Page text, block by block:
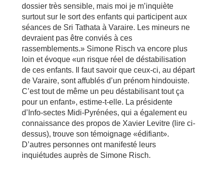
dossier très sensible, mais moi je m’inquiète
surtout sur le sort des enfants qui participent aux
séances de Sri Tathata à Varaire. Les mineurs ne
devraient pas être conviés à ces
rassemblements.» Simone Risch va encore plus
loin et évoque «un risque réel de déstabilisation
de ces enfants. Il faut savoir que ceux-ci, au départ
de Varaire, sont affublés d’un prénom hindouiste.
C’est tout de même un peu déstabilisant tout ça
pour un enfant», estime-t-elle. La présidente
d’Info-sectes Midi-Pyrénées, qui a également eu
connaissance des propos de Xavier Levitre (lire ci-
dessus), trouve son témoignage «édifiant».
D’autres personnes ont manifesté leurs
inquiétudes auprès de Simone Risch.